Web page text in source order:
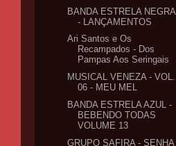
BANDA ESTRELA NEGRA
- LANÇAMENTOS
Ari Santos e Os
Recampados - Dos
Pampas Aos Seringais
MUSICAL VENEZA - VOL.
06 - MEU MEL
BANDA ESTRELA AZUL -
BEBENDO TODAS
VOLUME 13
GRUPO SAFIRA - SENHA